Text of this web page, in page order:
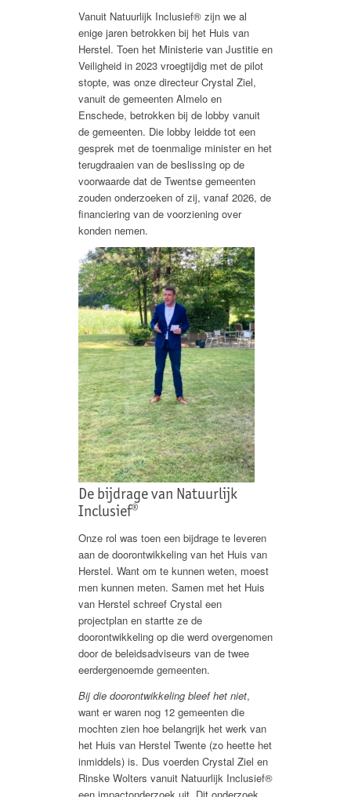
Vanuit Natuurlijk Inclusief® zijn we al
enige jaren betrokken bij het Huis van
Herstel. Toen het Ministerie van Justitie en
Veiligheid in 2023 vroegtijdig met de pilot
stopte, was onze directeur Crystal Ziel,
vanuit de gemeenten Almelo en
Enschede, betrokken bij de lobby vanuit
de gemeenten. Die lobby leidde tot een
gesprek met de toenmalige minister en het
terugdraaien van de beslissing op de
voorwaarde dat de Twentse gemeenten
zouden onderzoeken of zij, vanaf 2026, de
financiering van de voorziening over
konden nemen.
De bijdrage van Natuurlijk
Inclusief®
Onze rol was toen een bijdrage te leveren
aan de doorontwikkeling van het Huis van
Herstel. Want om te kunnen weten, moest
men kunnen meten. Samen met het Huis
van Herstel schreef Crystal een
projectplan en startte ze de
doorontwikkeling op die werd overgenomen
door de beleidsadviseurs van de twee
eerdergenoemde gemeenten.
Bij die doorontwikkeling bleef het niet,
want er waren nog 12 gemeenten die
mochten zien hoe belangrijk het werk van
het Huis van Herstel Twente (zo heette het
inmiddels) is. Dus voerden Crystal Ziel en
Rinske Wolters vanuit Natuurlijk Inclusief®
een impactonderzoek uit. Dit onderzoek